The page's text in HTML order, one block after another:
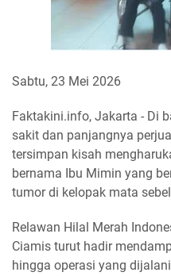
Sabtu, 23 Mei 2026
Faktakini.info, Jakarta - Di
sakit dan panjangnya
tersimpan kisah
bernama Ibu Mimin yang
tumor di kelopak mata
Relawan Hilal Merah
Ciamis turut hadir
hingga operasi yang